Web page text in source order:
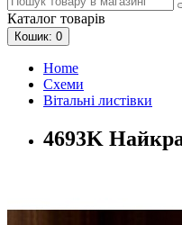
Каталог товарів
Кошик: 0
Home
Схеми
Вітальні листівки
4693K